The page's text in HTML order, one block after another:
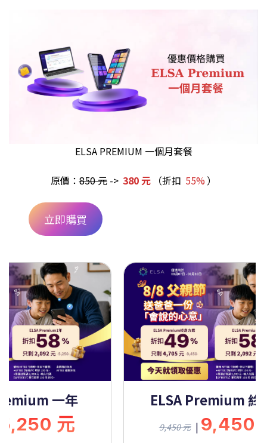
ELSA PREMIUM 一個月套餐
原價：850 元-> 380 元 （折扣 55% ）
立即購買
一年
元
ELSA Premium 終
9,450 元 | 9,450